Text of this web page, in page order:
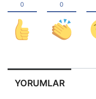
YORUMLAR